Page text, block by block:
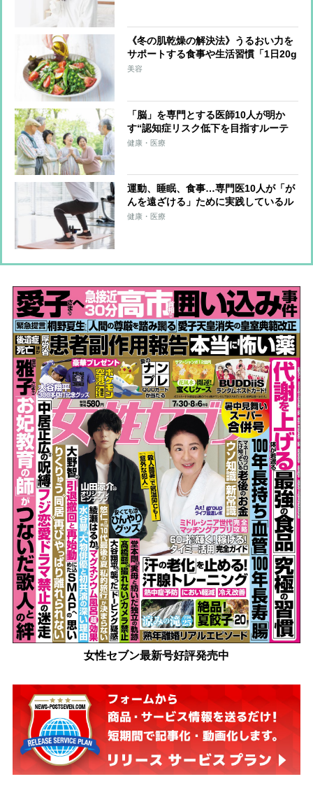
《冬の肌乾燥の解決法》うるおい力を
サポートする食事や生活習慣「1日20g
の油脂を」「外出時はマスクで保湿」
美容
「脳」を専門とする医師10人が明か
す“認知症リスク低下を目指すルーテ
ィン” 運動、食事、心の持ちよう…
健康・医療
運動、睡眠、食事…専門医10人が「が
んを遠ざける」ために実践しているル
ーティン
健康・医療
女性セブン最新号好評発売中